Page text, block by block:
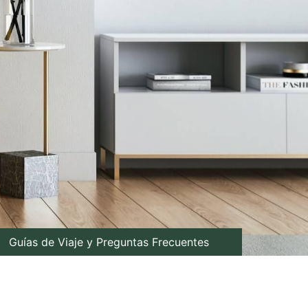
Guías de Viaje y Preguntas Frecuentes